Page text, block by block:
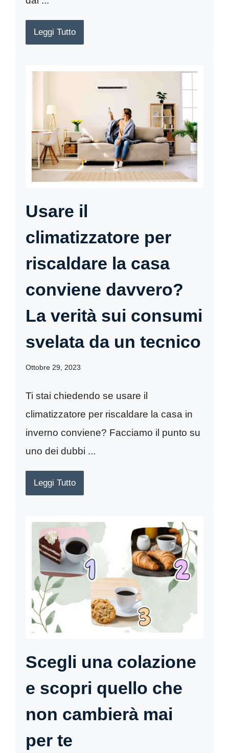
Leggi Tutto
Usare il
climatizzatore per
riscaldare la casa
conviene davvero?
La verità sui consumi
svelata da un tecnico
Ottobre 29, 2023
Ti stai chiedendo se usare il
climatizzatore per riscaldare la casa in
inverno conviene? Facciamo il punto su
uno dei dubbi ...
Leggi Tutto
Scegli una colazione
e scopri quello che
non cambierà mai
per te